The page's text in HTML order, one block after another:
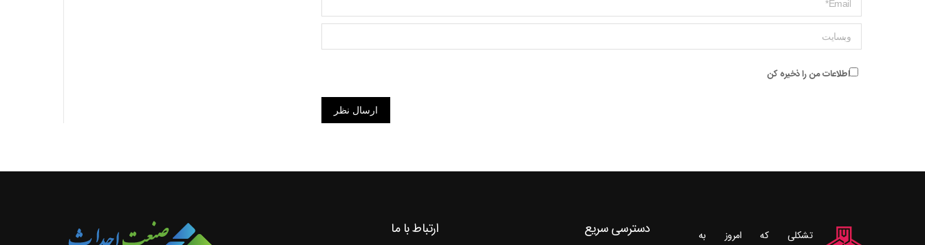
وبسایت
اطلاعات من را ذخیره کن
ارسال نظر
تشکلی که امروز به
دسترسی سریع ارتباط با ما